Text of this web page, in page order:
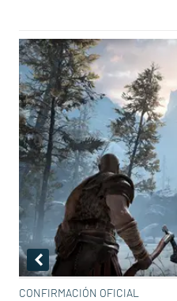
CONFIRMACIÓN OFICIAL